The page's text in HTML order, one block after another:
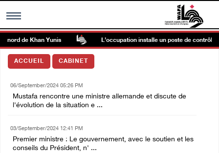
MENU
Centre palestinien
de Khan Yunis L’occupation installe un poste de contrôle
ACCUEIL CABINET
06/September/2024 05:26 PM
Mustafa rencontre une ministre allemande et discute de
l'évolution de la situation e ...
03/September/2024 12:41 PM
Premier ministre : Le gouvernement, avec le soutien et les
conseils du Président, n' ...